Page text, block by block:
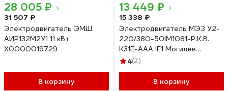
28 005 ₽
31 507 ₽
Электродвигатель ЭМШ
АИР132М2У1 11 кВт
Х0000019729
В корзину
13 449 ₽
15 338 ₽
Электродвигатель МЭЗ У2-
220/380-50IM1081-Р.К.В.
К31Е-ААА IE1 Могилев
АИР80В2 2,2*3000 1081
4(2)
В корзину